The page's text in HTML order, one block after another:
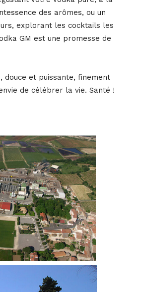
des arômes, ou un
explorant les cocktails les
GM est une promesse de
douce et puissante, finement
de célébrer la vie. Santé !